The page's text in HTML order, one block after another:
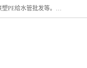
深圳市宝安区沙井街道浩丰胶管商行主营产品：联塑批发、联塑管批发、联塑总代理、联塑总经销、联塑HDPE波纹管批发、联塑PE给水管批发等。凭借服务以及多年的勤奋拼搏，发展成为一家销售各种管材管件，绝缘电工套管及配件等系列产品的贸易公司。公司秉承“顾客至上，锐意进取”的经营理念，坚持“客户至上”原则为广大客户提供的服务。欢迎惠顾！